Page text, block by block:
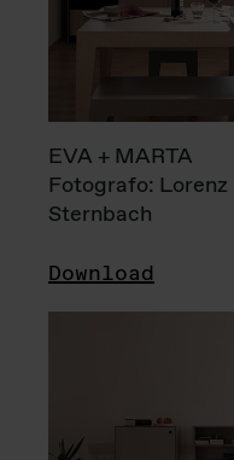
EVA + MARTA
Fotografo: Lorenz
Sternbach
Download